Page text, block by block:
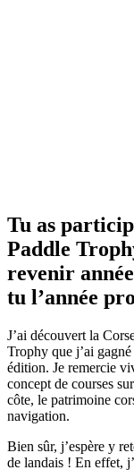
Tu as
Paddle
revenir
tu l’année
J’ai découvert la
Trophy que j’ai gagné
édition. Je remercie
concept de courses
côte, le patrimoine
navigation.
Bien sûr, j’espère y
de landais ! En effet,